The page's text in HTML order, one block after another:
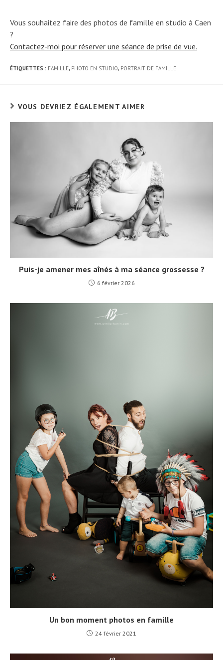
Vous souhaitez faire des photos de famille en studio à Caen
?
Contactez-moi pour réserver une séance de prise de vue.
ÉTIQUETTES : FAMILLE, PHOTO EN STUDIO, PORTRAIT DE FAMILLE
VOUS DEVRIEZ ÉGALEMENT AIMER
Puis-je amener mes aînés à ma séance grossesse ?
6 février 2026
Un bon moment photos en famille
24 février 2021